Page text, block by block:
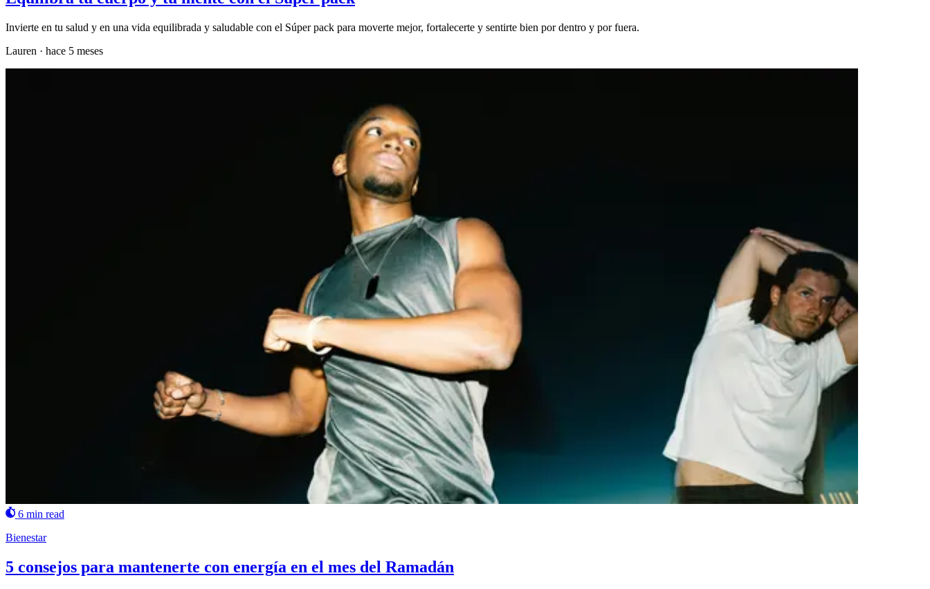
Invierte en tu salud y en una vida equilibrada y saludable con el Súper pack para moverte mejor, fortalecerte y sentirte bien por dentro y por fuera.
Lauren · hace 5 meses
6 min read
Bienestar
5 consejos para mantenerte con energía en el mes del Ramadán